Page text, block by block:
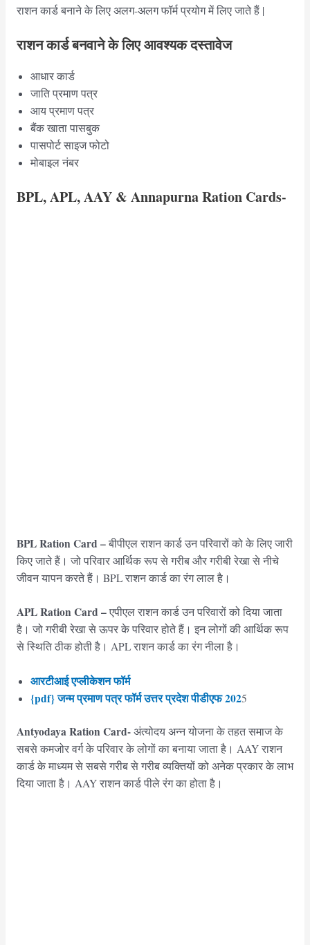
राशन कार्ड बनाने के लिए अलग-अलग फॉर्म प्रयोग में लिए जाते हैं |
राशन कार्ड बनवाने के लिए आवश्यक दस्तावेज
आधार कार्ड
जाति प्रमाण पत्र
आय प्रमाण पत्र
बैंक खाता पासबुक
पासपोर्ट साइज फोटो
मोबाइल नंबर
BPL, APL, AAY & Annapurna Ration Cards-
BPL Ration Card –बीपीएल राशन कार्ड उन परिवारों को के लिए जारी
किए जाते हैं। जो परिवार आर्थिक रूप से गरीब और गरीबी रेखा से नीचे
जीवन यापन करते हैं। BPL राशन कार्ड का रंग लाल है।
APL Ration Card –एपीएल राशन कार्ड उन परिवारों को दिया जाता
है। जो गरीबी रेखा से ऊपर के परिवार होते हैं। इन लोगों की आर्थिक रूप
से स्थिति ठीक होती है। APL राशन कार्ड का रंग नीला है।
आरटीआई एप्लीकेशन फॉर्म
{pdf} जन्म प्रमाण पत्र फॉर्म उत्तर प्रदेश पीडीएफ 2025
Antyodaya Ration Card- अंत्योदय अन्न योजना के तहत समाज के
सबसे कमजोर वर्ग के परिवार के लोगों का बनाया जाता है। AAY राशन
कार्ड के माध्यम से सबसे गरीब से गरीब व्यक्तियों को अनेक प्रकार के लाभ
दिया जाता है। AAY राशन कार्ड पीले रंग का होता है।